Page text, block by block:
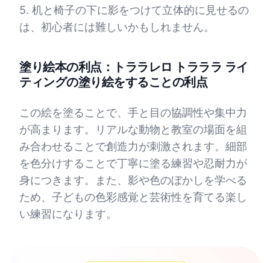
5. 机と椅子の下に影をつけて立体的に見せるの
は、初心者には難しいかもしれません。
塗り絵本の利点：トララレロ トラララ ライ
ティングの塗り絵をすることの利点
この絵を塗ることで、手と目の協調性や集中力
が高まります。リアルな動物と教室の場面を組
み合わせることで創造力が刺激されます。細部
を色分けすることで丁寧に塗る練習や忍耐力が
身につきます。また、影や色のぼかしを学べる
ため、子どもの色彩感覚と芸術性を育てる楽し
い練習になります。